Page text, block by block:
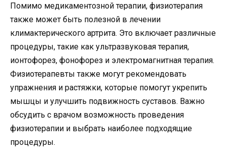
Помимо медикаментозной терапии, физиотерапия
также может быть полезной в лечении
климактерического артрита. Это включает различные
процедуры, такие как ультразвуковая терапия,
ионтофорез, фонофорез и электромагнитная терапия.
Физиотерапевты также могут рекомендовать
упражнения и растяжки, которые помогут укрепить
мышцы и улучшить подвижность суставов. Важно
обсудить с врачом возможность проведения
физиотерапии и выбрать наиболее подходящие
процедуры.